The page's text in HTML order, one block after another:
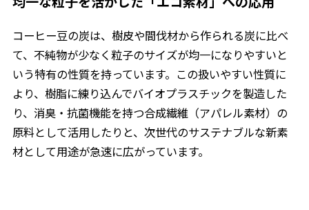
コーヒー豆の炭は、樹皮や間伐材から作られる炭に比べ
て、不純物が少なく粒子のサイズが均一になりやすいと
いう特有の性質を持っています。この扱いやすい性質に
より、樹脂に練り込んでバイオプラスチックを製造した
り、消臭・抗菌機能を持つ合成繊維（アパレル素材）の
原料として活用したりと、次世代のサステナブルな新素
材として用途が急速に広がっています。